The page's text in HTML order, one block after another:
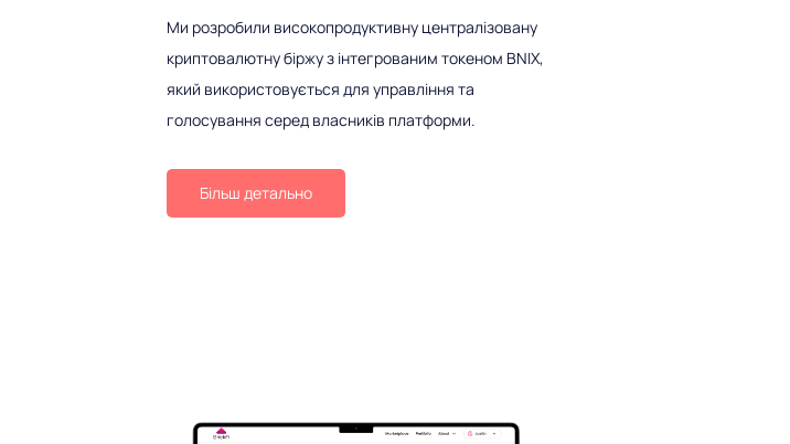
Ми розробили високопродуктивну централізовану
криптовалютну біржу з інтегрованим токеном BNIX,
який використовується для управління та
голосування серед власників платформи.
Більш детально